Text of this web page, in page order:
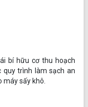
bí hữu cơ thu hoạch
quy trình làm sạch an
sấy khô.